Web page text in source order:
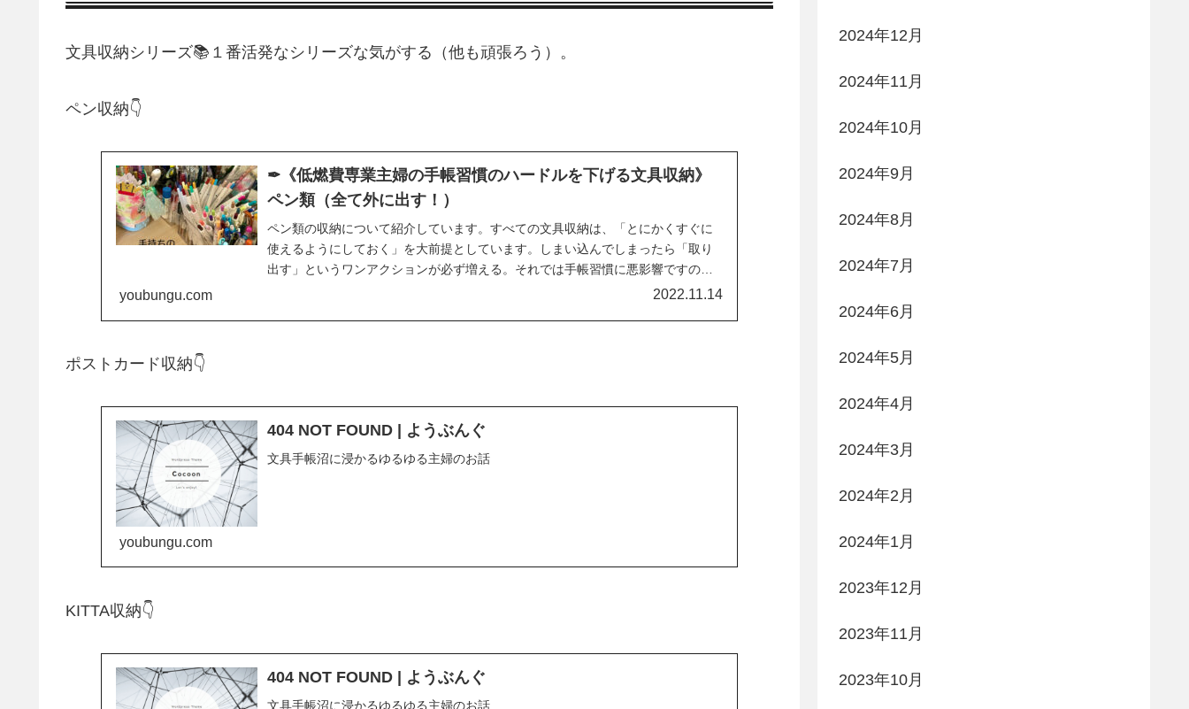
文具収納シリーズ📚１番活発なシリーズな気がする（他も頑張ろう）。
ペン収納👇
✒《低燃費専業主婦の手帳習慣のハードルを下げる文具収納》
ペン類（全て外に出す！）
ペン類の収納について紹介しています。すべての文具収納は、「とにかくすぐに
使えるようにしておく」を大前提としています。しまい込んでしまったら「取り
出す」というワンアクションが必ず増える。それでは手帳習慣に悪影響ですの
youbungu.com 2022.11.14
ポストカード収納👇
404 NOT FOUND | ようぶんぐ
文具手帳沼に浸かるゆるゆる主婦のお話
youbungu.com
KITTA収納👇
404 NOT FOUND | ようぶんぐ
文具手帳沼に浸かるゆるゆる主婦のお話
2024年12月
2024年11月
2024年10月
2024年9月
2024年8月
2024年7月
2024年6月
2024年5月
2024年4月
2024年3月
2024年2月
2024年1月
2023年12月
2023年11月
2023年10月